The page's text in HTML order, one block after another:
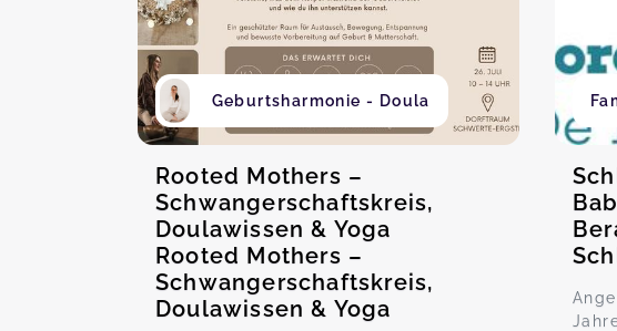
Geburtsharmonie - Doula
Rooted Mothers –
Schwangerschaftskreis,
Doulawissen & Yoga
Rooted Mothers –
Schwangerschaftskreis,
Doulawissen & Yoga